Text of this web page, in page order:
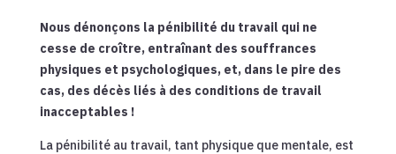
Nous dénonçons la pénibilité du travail qui ne
cesse de croître, entraînant des souffrances
physiques et psychologiques, et, dans le pire des
cas, des décès liés à des conditions de travail
inacceptables !
La pénibilité au travail, tant physique que mentale, est